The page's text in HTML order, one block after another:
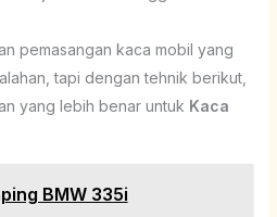
pemasangan kaca mobil yang
tapi dengan tehnik berikut,
yang lebih benar untuk Kaca
BMW 335i